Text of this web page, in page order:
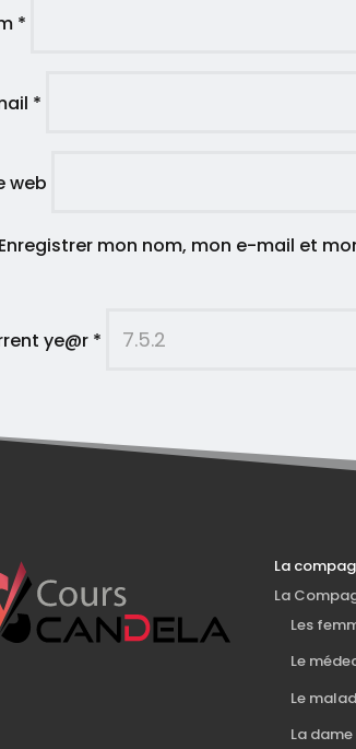
*
*
web
Enregistrer mon nom, mon e-mail et
ye@r *
La
La
Les
Le
Le
La